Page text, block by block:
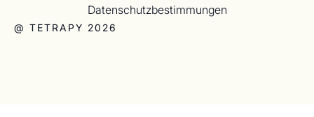
@ TETRAPY 2026
Datenschutzbestimmungen